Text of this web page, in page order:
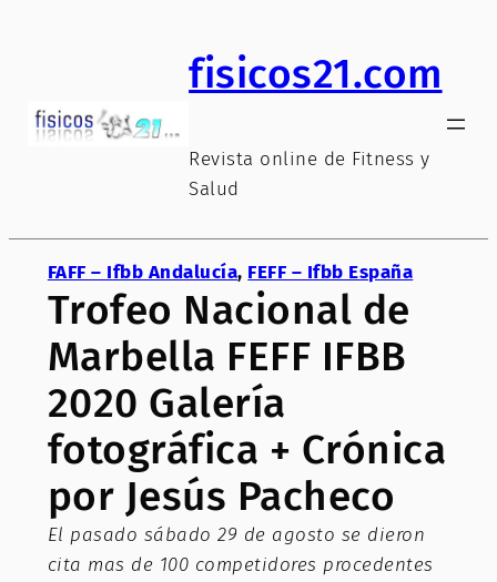
fisicos21.com
Revista online de Fitness y
Salud
FAFF – Ifbb Andalucía, FEFF – Ifbb España
Trofeo Nacional de
Marbella FEFF IFBB
2020 Galería
fotográfica + Crónica
por Jesús Pacheco
El pasado sábado 29 de agosto se dieron
cita mas de 100 competidores procedentes